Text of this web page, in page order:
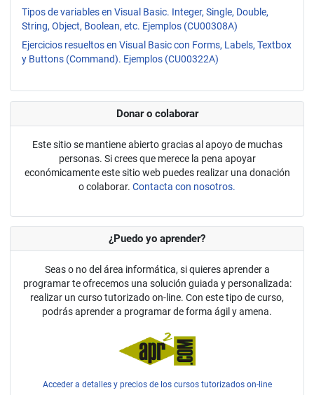
Tipos de variables en Visual Basic. Integer, Single, Double,
String, Object, Boolean, etc. Ejemplos (CU00308A)
Ejercicios resueltos en Visual Basic con Forms, Labels, Textbox
y Buttons (Command). Ejemplos (CU00322A)
Donar o colaborar
Este sitio se mantiene abierto gracias al apoyo de muchas
personas. Si crees que merece la pena apoyar
económicamente este sitio web puedes realizar una donación
o colaborar. Contacta con nosotros.
¿Puedo yo aprender?
Seas o no del área informática, si quieres aprender a
programar te ofrecemos una solución guiada y personalizada:
realizar un curso tutorizado on-line. Con este tipo de curso,
podrás aprender a programar de forma ágil y amena.
Acceder a detalles y precios de los cursos tutorizados on-line